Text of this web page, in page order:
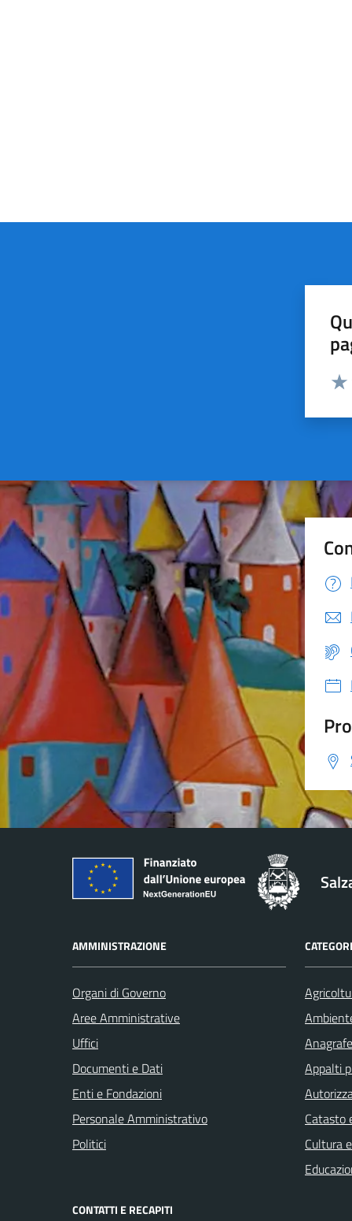
AMMINISTRAZIONE
Organi di Governo
Aree Amministrative
Uffici
Documenti e Dati
Enti e Fondazioni
Personale Amministrativo
Politici
Appalti
Catasto
Cultura
CONTATTI E RECAPITI